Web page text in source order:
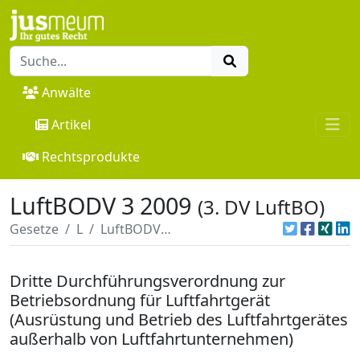
Anwälte
Artikel
Rechtsprodukte
LuftBODV 3 2009 (3. DV LuftBO)
Gesetze L LuftBODV 3 2009
Dritte Durchführungsverordnung zur
Betriebsordnung für Luftfahrtgerät
(Ausrüstung und Betrieb des Luftfahrtgerätes
außerhalb von Luftfahrtunternehmen)